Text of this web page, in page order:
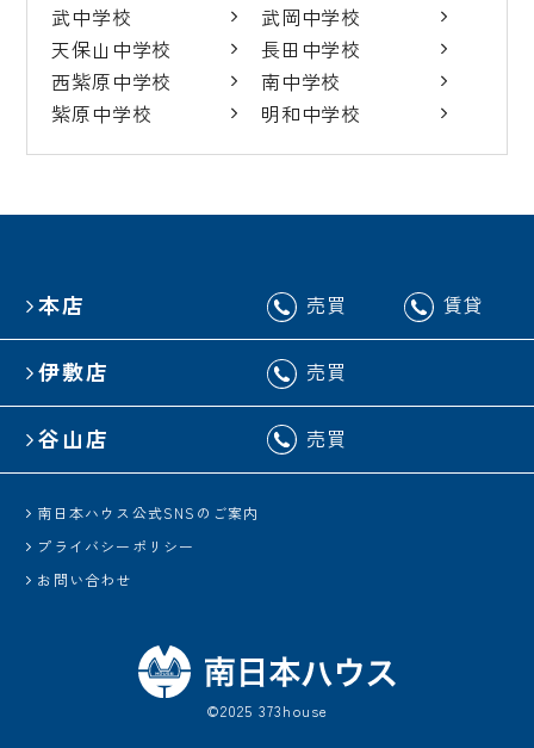
武中学校
武岡中学校
天保山中学校
長田中学校
西紫原中学校
南中学校
紫原中学校
明和中学校
本店 売買 賃貸
伊敷店 売買
谷山店 売買
南日本ハウス公式SNSのご案内
プライバシーポリシー
お問い合わせ
©2025 373house